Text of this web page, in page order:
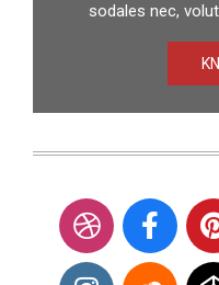
sodales nec,